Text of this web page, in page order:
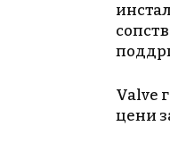
Valve
цени